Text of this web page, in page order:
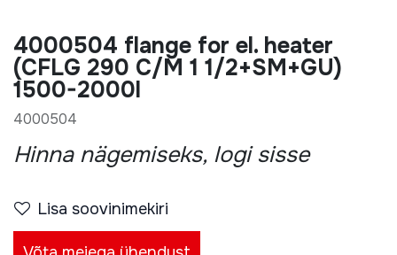
4000504 flange for el. heater
(CFLG 290 C/M 1 1/2+SM+GU)
1500-2000l
4000504
Hinna nägemiseks, logi sisse
Lisa soovinimekiri